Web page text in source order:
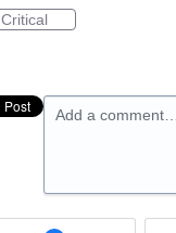
Critical
Add a comment…